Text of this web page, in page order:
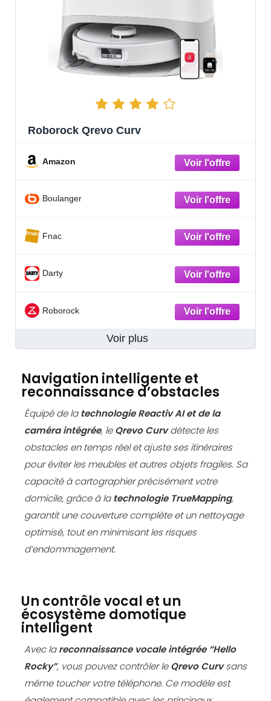
Roborock Qrevo Curv
Amazon
Boulanger
Fnac
Darty
Roborock
Voir plus
Navigation intelligente et
reconnaissance d’obstacles
Équipé de la technologie Reactiv AI et de la
caméra intégrée, leQrevo Curvdétecte les
obstacles en temps réel et ajuste ses itinéraires
pour éviter les meubles et autres objets fragiles. Sa
capacité à cartographier précisément votre
domicile, grâce à la technologie TrueMapping,
garantit une couverture complète et un nettoyage
optimisé, tout en minimisant les risques
d’endommagement.
Un contrôle vocal et un
écosystème domotique
intelligent
Avec lareconnaissance vocale intégrée “Hello
Rocky”, vous pouvez contrôler leQrevo Curvsans
même toucher votre téléphone. Ce modèle est